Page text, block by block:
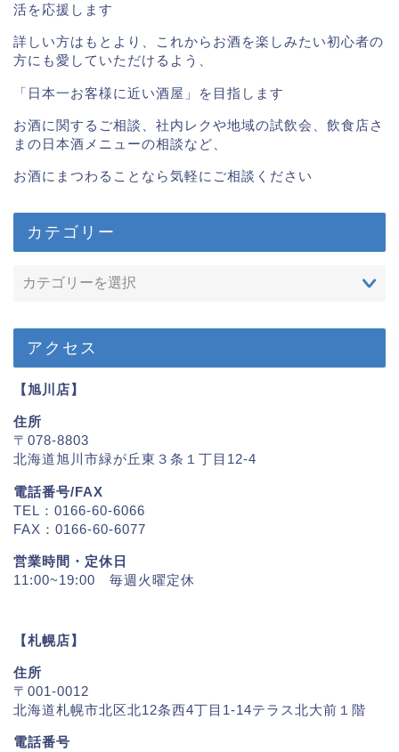
活を応援します
詳しい方はもとより、これからお酒を楽しみたい初心者の
方にも愛していただけるよう、
「日本一お客様に近い酒屋」を目指します
お酒に関するご相談、社内レクや地域の試飲会、飲食店さ
まの日本酒メニューの相談など、
お酒にまつわることなら気軽にご相談ください
カテゴリー
アクセス
【旭川店】
住所
〒078-8803
北海道旭川市緑が丘東３条１丁目12-4
電話番号/FAX
TEL：0166-60-6066
FAX：0166-60-6077
営業時間・定休日
11:00~19:00 毎週火曜定休
【札幌店】
住所
〒001-0012
北海道札幌市北区北12条西4丁目1-14テラス北大前１階
電話番号